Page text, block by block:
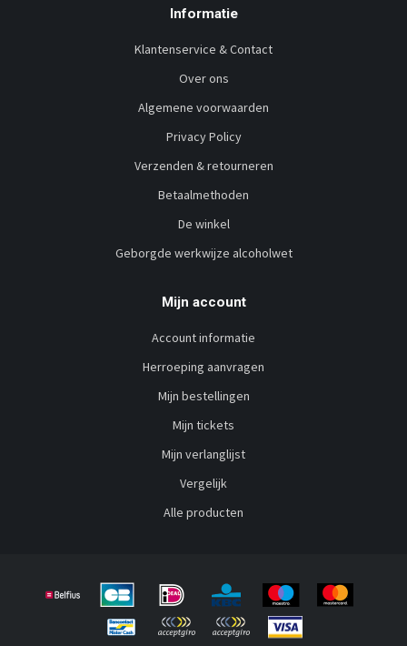
Informatie
Klantenservice & Contact
Over ons
Algemene voorwaarden
Privacy Policy
Verzenden & retourneren
Betaalmethoden
De winkel
Geborgde werkwijze alcoholwet
Mijn account
Account informatie
Herroeping aanvragen
Mijn bestellingen
Mijn tickets
Mijn verlanglijst
Vergelijk
Alle producten